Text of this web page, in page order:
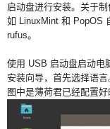
启动盘进行安装。关于
如 LinuxMint 和 PopOS
rufus。
使用 USB 启动盘启动电
安装向导，首先选择语
图中是薄荷君已经配置好